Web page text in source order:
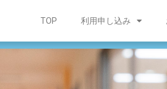
TOP 利用申し込み